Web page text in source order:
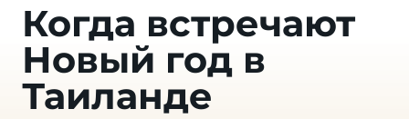
Когда встречают
Новый год в
Таиланде